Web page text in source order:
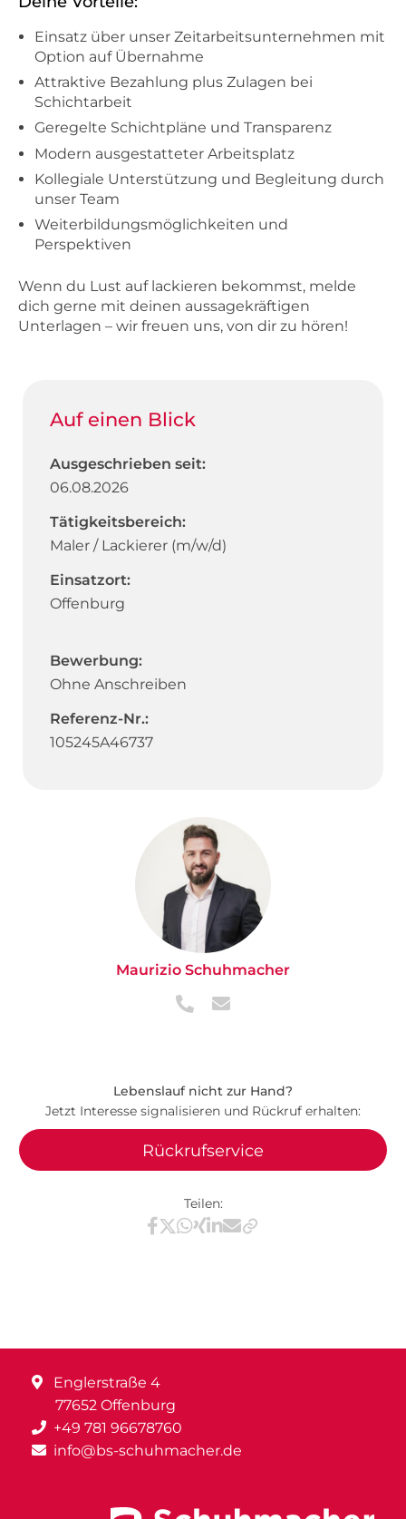
Einsatz über unser Zeitarbeitsunternehmen mit
Option auf Übernahme
Attraktive Bezahlung plus Zulagen bei
Schichtarbeit
Geregelte Schichtpläne und Transparenz
Modern ausgestatteter Arbeitsplatz
Kollegiale Unterstützung und Begleitung durch
unser Team
Weiterbildungsmöglichkeiten und
Perspektiven
Wenn du Lust auf lackieren bekommst, melde
dich gerne mit deinen aussagekräftigen
Unterlagen – wir freuen uns, von dir zu hören!
Auf einen Blick
Ausgeschrieben seit:
06.08.2026
Tätigkeitsbereich:
Maler / Lackierer (m/w/d)
Einsatzort:
Offenburg
Bewerbung:
Ohne Anschreiben
Referenz-Nr.:
105245A46737
Maurizio Schuhmacher
Lebenslauf nicht zur Hand?
Jetzt Interesse signalisieren und Rückruf erhalten:
Rückrufservice
Teilen:
Teilen via Facebook
Teilen via X / Twitter
Teilen via WhatsApp
Teilen via Xing
Teilen via LinkedIn
Teilen via E-Mail
Englerstraße 4
77652 Offenburg
+49 781 96678760
info@bs-schuhmacher.de